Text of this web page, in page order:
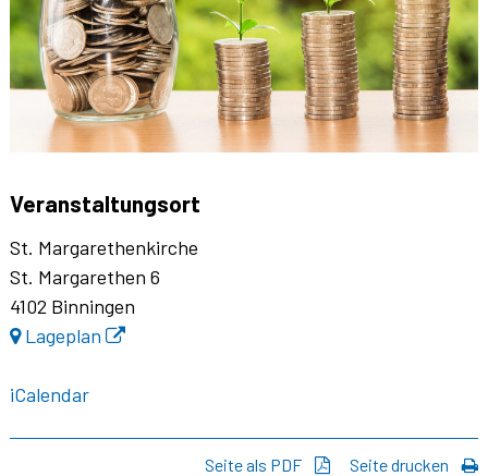
Veranstaltungsort
St. Margarethenkirche
St. Margarethen 6
4102 Binningen
Lageplan
iCalendar
Seite drucken
Seite als PDF